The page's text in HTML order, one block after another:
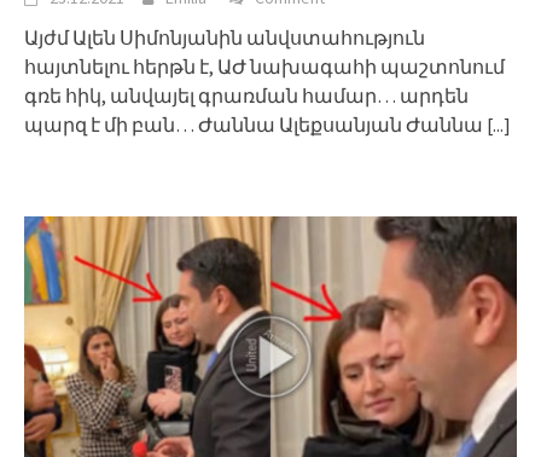
Այժմ Ալեն Սիմոնյանին անվստահություն
հայտնելու հերթն է, ԱԺ նախագահի պաշտոնում
գռե հիկ, անվայել գրառման համար… արդեն
պարզ է մի բան… Ժաննա Ալեքսանյան Ժաննա [...]